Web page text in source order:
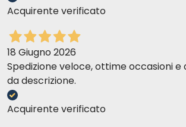
Acquirente verificato
18 Giugno 2026
Spedizione veloce, ottime occasioni
da descrizione.
Acquirente verificato